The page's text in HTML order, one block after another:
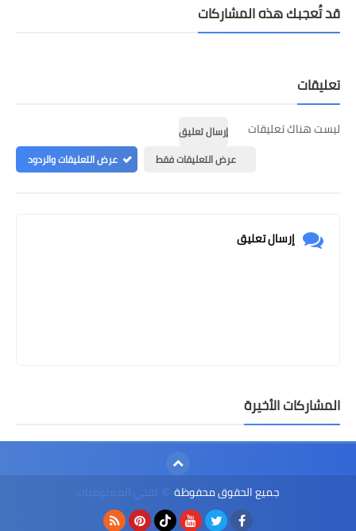
قد تُعجبك هذه المشاركات
تعليقات
ليست هناك تعليقات
إرسال تعليق
عرض التعليقات فقط
عرض التعليقات والردود
إرسال تعليق
المشاركات الأخيرة
جميع الحقوق محفوظة